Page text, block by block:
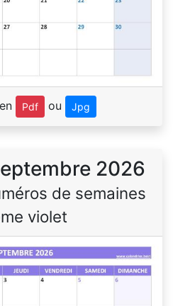
Pdf ou Jpg
2026
de semaines
violet